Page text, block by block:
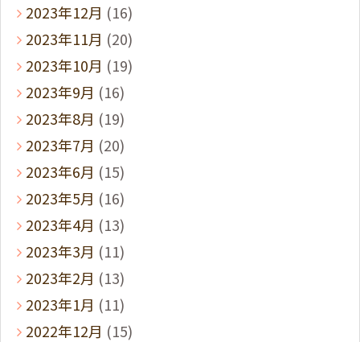
2023年12月 (16)
2023年11月 (20)
2023年10月 (19)
2023年9月 (16)
2023年8月 (19)
2023年7月 (20)
2023年6月 (15)
2023年5月 (16)
2023年4月 (13)
2023年3月 (11)
2023年2月 (13)
2023年1月 (11)
2022年12月 (15)